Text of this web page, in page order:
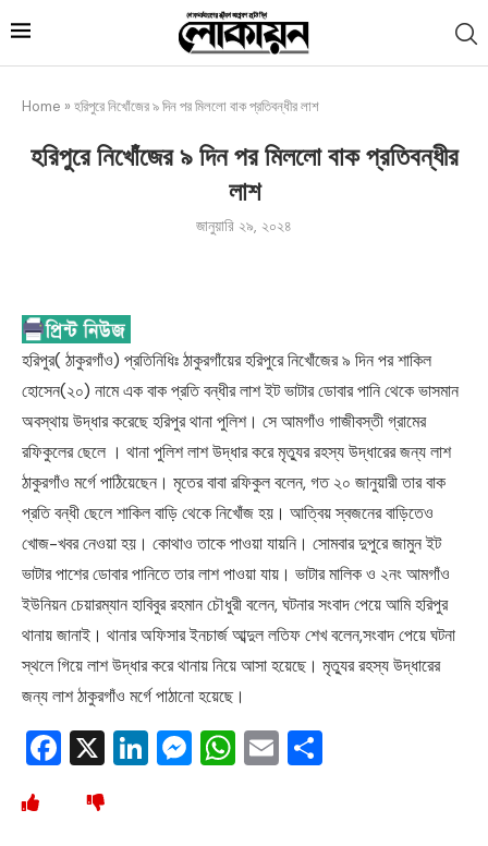
Home » হরিপুরে নিখোঁজের ৯ দিন পর মিললো বাক প্রতিবন্ধীর লাশ
হরিপুরে নিখোঁজের ৯ দিন পর মিললো বাক প্রতিবন্ধীর
লাশ
জানুয়ারি ২৯, ২০২৪
হরিপুর( ঠাকুরগাঁও) প্রতিনিধিঃ ঠাকুরগাঁয়ের হরিপুরে নিখোঁজের ৯ দিন পর শাকিল
হোসেন(২০) নামে এক বাক প্রতি বন্ধীর লাশ ইট ভাটার ডোবার পানি থেকে ভাসমান
অবস্থায় উদ্ধার করেছে হরিপুর থানা পুলিশ। সে আমগাঁও গাজীবস্তী গ্রামের
রফিকুলের ছেলে । থানা পুলিশ লাশ উদ্ধার করে মৃত্যুর রহস্য উদ্ধারের জন্য লাশ
ঠাকুরগাঁও মর্গে পাঠিয়েছেন। মৃতের বাবা রফিকুল বলেন, গত ২০ জানুয়ারী তার বাক
প্রতি বন্ধী ছেলে শাকিল বাড়ি থেকে নিখোঁজ হয়। আত্বিয় স্বজনের বাড়িতেও
খোজ-খবর নেওয়া হয়। কোথাও তাকে পাওয়া যায়নি। সোমবার দুপুরে জামুন ইট
ভাটার পাশের ডোবার পানিতে তার লাশ পাওয়া যায়। ভাটার মালিক ও ২নং আমগাঁও
ইউনিয়ন চেয়ারম্যান হাবিবুর রহমান চৌধুরী বলেন, ঘটনার সংবাদ পেয়ে আমি হরিপুর
থানায় জানাই। থানার অফিসার ইনচার্জ আব্দুল লতিফ শেখ বলেন,সংবাদ পেয়ে ঘটনা
স্থলে গিয়ে লাশ উদ্ধার করে থানায় নিয়ে আসা হয়েছে। মৃত্যুর রহস্য উদ্ধারের
জন্য লাশ ঠাকুরগাঁও মর্গে পাঠানো হয়েছে।
Facebook
X LinkedIn
Messenger
WhatsApp
Email